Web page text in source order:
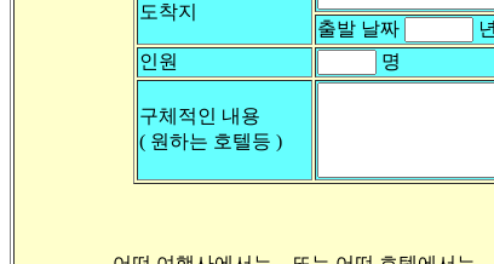
도착지
출발 날짜
년
인원
명
구체적인 내용
( 원하는 호텔등 )